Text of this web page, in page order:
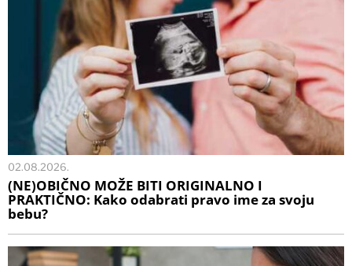
02.08.2026.
(NE)OBIČNO MOŽE BITI ORIGINALNO I
PRAKTIČNO: Kako odabrati pravo ime za svoju
bebu?